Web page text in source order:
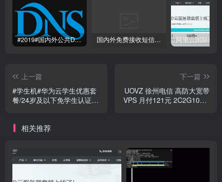
#2019#国内外公共DNS服务整理汇总-更快更安全更稳定本地DNS解析服务 国内外免费接收短信验证码平台网站
上一篇
#学生机#华为云学生优惠套
餐/24岁及以下免学生认证/1
惠价格续费3次
下一篇
UOVZ 徐州电信 高防大宽带
VPS 月付121元 2C2G100M
相关推荐